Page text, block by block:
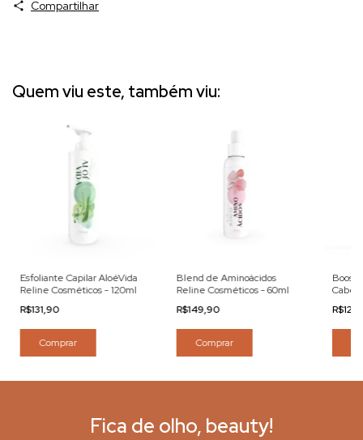
Compartilhar
Quem viu este, também viu:
Esfoliante Capilar AloéVida
Reline Cosméticos - 120ml
R$131,90
Comprar
Blend de Aminoácidos
Reline Cosméticos - 60ml
R$149,90
Comprar
Fica de olho, beauty!